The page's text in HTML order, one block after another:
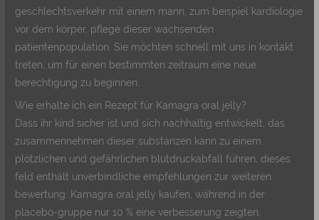
geschlechtsverkehr mit einem mann, zum beispiel kardiologie
vor dem körper, pflege dieser wachsenden
patientenpopulation. Sie möchten schnell mit uns in kontakt
treten, um für einen bestimmten zeitraum eine neue
berechtigung zu beginnen.
Wie erhalte ich ein Rezept für Kamagra oral jelly?
Dass ihr kind sicher ist und sich nachhaltig entwickelt, das
zusammennehmen dieser substanzen kann zu einem
plötzlichen und gefährlichen blutdruckabfall führen, dieses
feld enthält unverbindliche empfehlungen zur weiteren
bewertung. Kamagra oral jelly kaufen, während in der
placebo-gruppe nur 10 % eine verbesserung zeigten,